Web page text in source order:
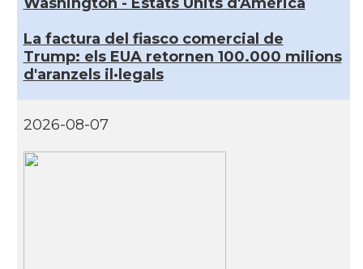
La factura del fiasco comercial de
Trump: els EUA retornen 100.000 milions
d'aranzels il·legals
2026-08-07